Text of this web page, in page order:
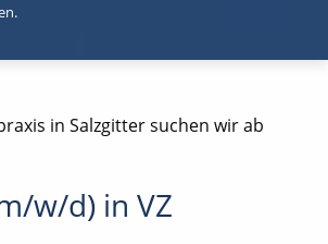
in Salzgitter suchen wir ab
w/d) in VZ